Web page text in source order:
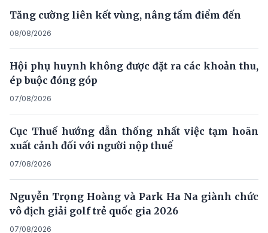
Tăng cường liên kết vùng, nâng tầm điểm đến
08/08/2026
Hội phụ huynh không được đặt ra các khoản thu,
ép buộc đóng góp
07/08/2026
Cục Thuế hướng dẫn thống nhất việc tạm hoãn
xuất cảnh đối với người nộp thuế
07/08/2026
Nguyễn Trọng Hoàng và Park Ha Na giành chức
vô địch giải golf trẻ quốc gia 2026
07/08/2026